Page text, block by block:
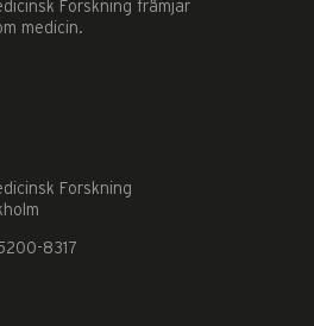
Forskning främjar
medicin.
Forskning
8317